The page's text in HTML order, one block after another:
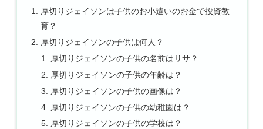
厚切りジェイソンは子供のお小遣いのお金で投資教
育？
厚切りジェイソンの子供は何人？
厚切りジェイソンの子供の名前はリサ？
厚切りジェイソンの子供の年齢は？
厚切りジェイソンの子供の画像は？
厚切りジェイソンの子供の幼稚園は？
厚切りジェイソンの子供の学校は？